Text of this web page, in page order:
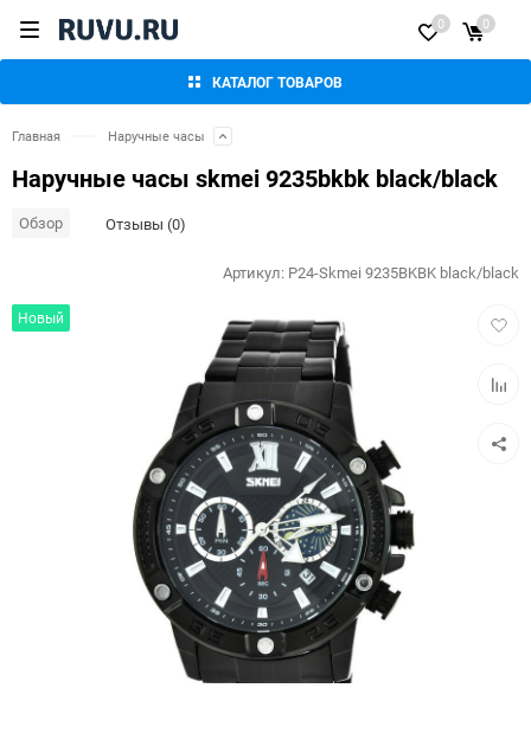
КАТАЛОГ ТОВАРОВ
0 0
Главная Наручные часы
Наручные часы skmei 9235bkbk black/black
Обзор Отзывы (0)
Новый
Артикул: P24-Skmei 9235BKBK black/black